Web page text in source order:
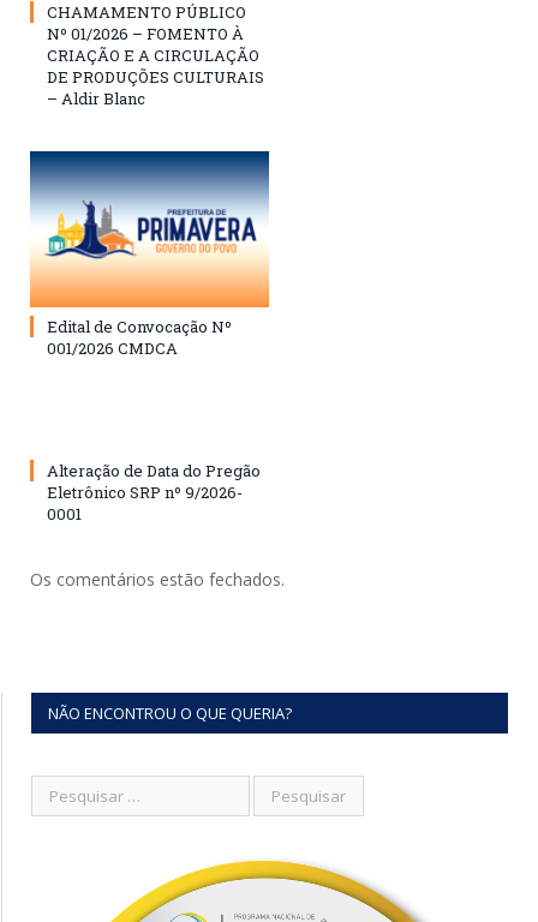
CHAMAMENTO PÚBLICO
Nº 01/2026 – FOMENTO À
CRIAÇÃO E A CIRCULAÇÃO
DE PRODUÇÕES CULTURAIS
– Aldir Blanc
Edital de Convocação Nº
001/2026 CMDCA
Alteração de Data do Pregão
Eletrônico SRP nº 9/2026-
0001
Os comentários estão fechados.
NÃO ENCONTROU O QUE QUERIA?